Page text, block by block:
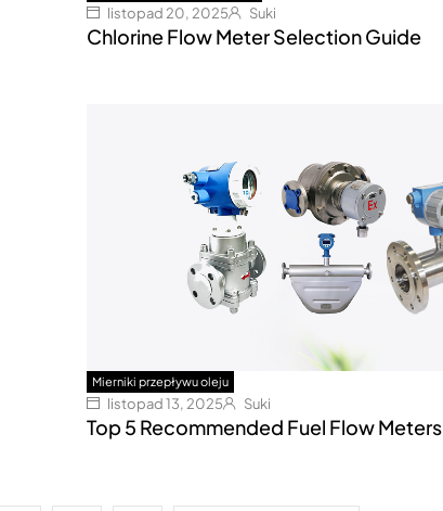
listopad 20, 2025 Suki
Chlorine Flow Meter Selection Guide
Mierniki przepływu oleju
listopad 13, 2025 Suki
Top 5 Recommended Fuel Flow Meters